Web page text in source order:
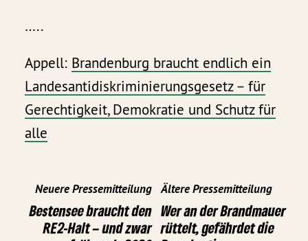
…..
Appell: Brandenburg braucht endlich ein
Landesantidiskriminierungsgesetz – für
Gerechtigkeit, Demokratie und Schutz für
alle
Neuere Pressemitteilung
Bestensee braucht den
RE2-Halt – und zwar
Ältere Pressemitteilung
Wer an der Brandmauer
rüttelt, gefährdet die